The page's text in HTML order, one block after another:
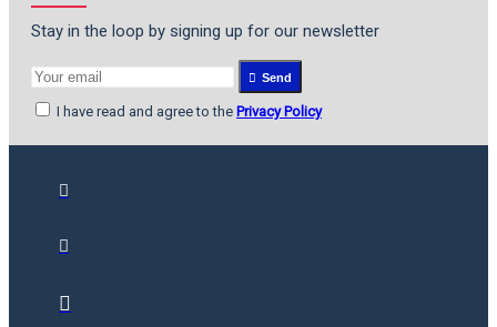
Stay in the loop by signing up for our newsletter
Send
I have read and agree to the Privacy Policy